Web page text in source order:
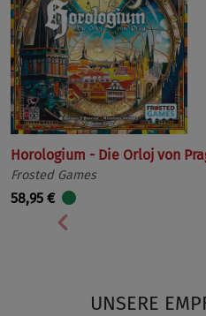
Horologium - Die Orloj von
Frosted Games
58,95 €
Vorherige
UNSERE